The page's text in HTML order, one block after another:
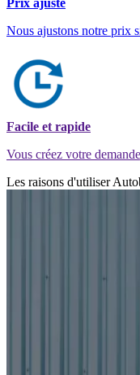
Nous ajustons notre prix
Facile et rapide
Vous créez votre
Les raisons d'utiliser